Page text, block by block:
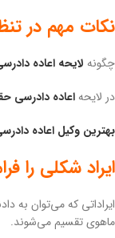
نکات مهم در
چگونه لایحه اعاده
در لایحهاعاده دادرسی
بهترین وکیل اعاده
ایراد شکلی را
ایراداتی که می‌توان به
ماهوی تقسیم می‌شوند.